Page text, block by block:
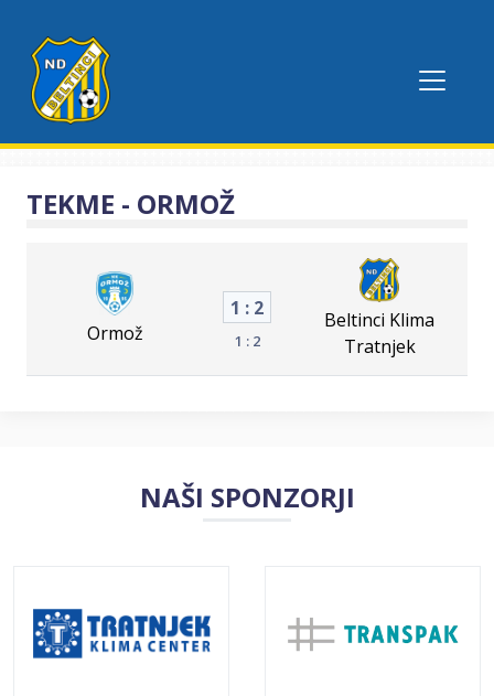
TEKME - ORMOŽ
Ormož
1 : 2
1 : 2
Beltinci Klima
Tratnjek
NAŠI SPONZORJI